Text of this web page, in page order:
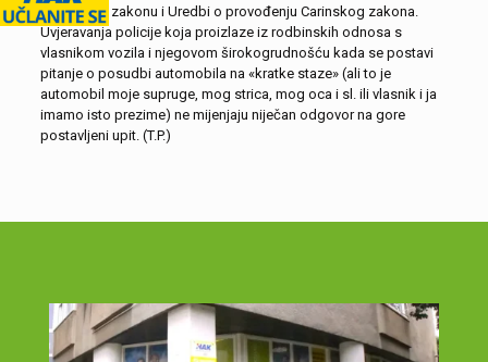
Carinskom zakonu i Uredbi o provođenju Carinskog zakona.
Uvjeravanja policije koja proizlaze iz rodbinskih odnosa s
vlasnikom vozila i njegovom širokogrudnošću kada se postavi
pitanje o posudbi automobila na «kratke staze» (ali to je
automobil moje supruge, mog strica, mog oca i sl. ili vlasnik i ja
imamo isto prezime) ne mijenjaju niječan odgovor na gore
postavljeni upit. (T.P.)